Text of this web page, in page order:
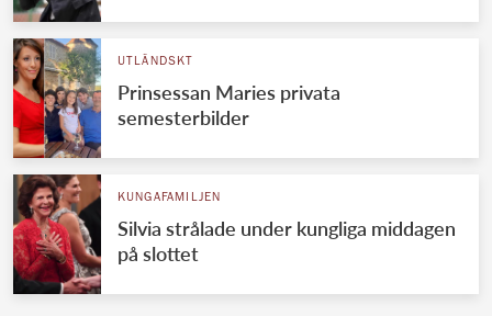
Danska kungahuset
Spanska kungahuset
Jordanska kungahuset
Luxemburgska storhertighuset
Japanska kejsarhuset
UTLÄNDSKT
Prinsessan Maries privata
semesterbilder
KUNGAFAMILJEN
Silvia strålade under kungliga middagen
på slottet